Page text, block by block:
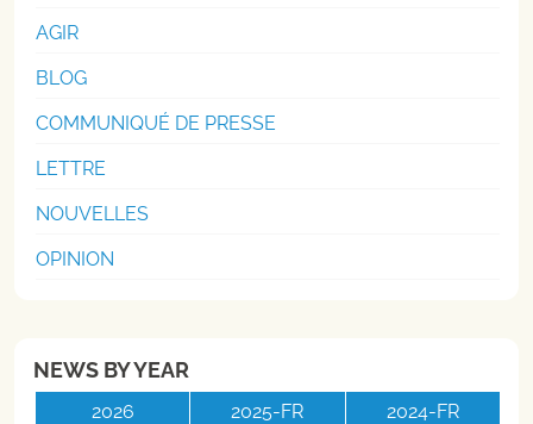
AGIR
BLOG
COMMUNIQUÉ DE PRESSE
LETTRE
NOUVELLES
OPINION
NEWS BY YEAR
2026 2025-FR
2024-FR